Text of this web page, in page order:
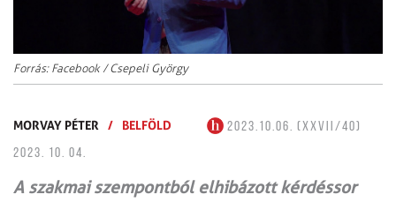
Forrás: Facebook / Csepeli György
MORVAY PÉTER / BELFÖLD
2023.10.06. (XXVII/40)
2023. 10. 04.
A szakmai szempontból elhibázott kérdéssor